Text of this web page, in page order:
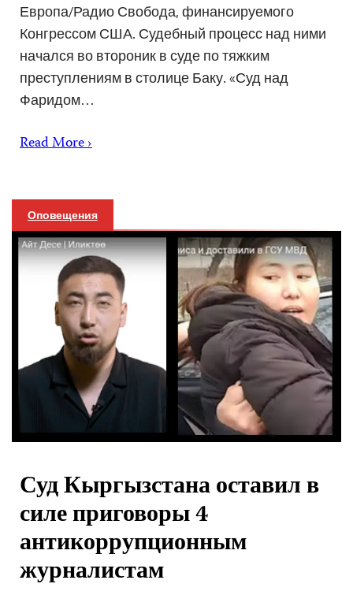
Европа/Радио Свобода, финансируемого
Конгрессом США. Судебный процесс над ними
начался во второник в суде по тяжким
преступлениям в столице Баку. «Суд над
Фаридом…
Read More ›
Оповещения
Суд Кыргызстана оставил в
силе приговоры 4
антикоррупционным
журналистам